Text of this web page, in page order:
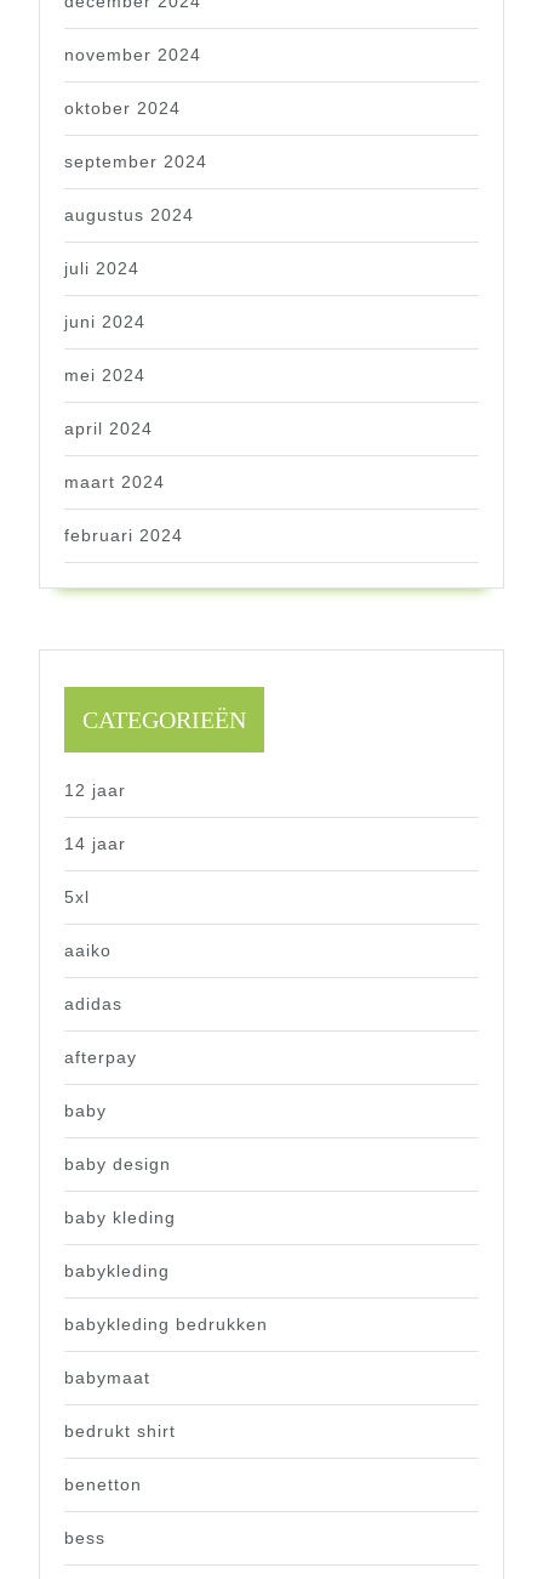
november 2024
oktober 2024
september 2024
augustus 2024
juli 2024
juni 2024
mei 2024
april 2024
maart 2024
februari 2024
CATEGORIEËN
12 jaar
14 jaar
5xl
aaiko
adidas
afterpay
baby
baby design
baby kleding
babykleding
babykleding bedrukken
babymaat
bedrukt shirt
benetton
bess